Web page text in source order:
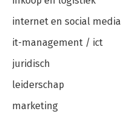
internet en social media
it-management / ict
juridisch
leiderschap
marketing